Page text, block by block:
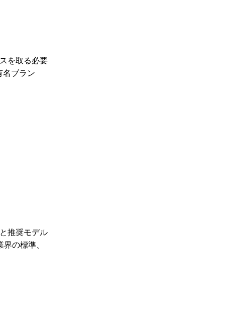
を取る必要
名ブラン
推奨モデル
の標準、